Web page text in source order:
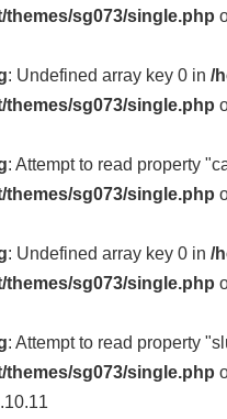
themes/sg073/single.php
: Undefined array key 0 in /
themes/sg073/single.php
: Attempt to read property
themes/sg073/single.php
: Undefined array key 0 in /
themes/sg073/single.php
: Attempt to read property
themes/sg073/single.php